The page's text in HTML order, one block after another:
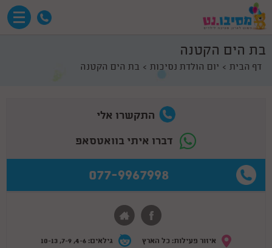
בת הים הקטנה
דף הבית יום הולדת נסיכות בת הים הקטנה
התקשרו אלי
דברו איתי בוואטסאפ
077-9967998
איזור פעילות: כל הארץ גילאים: 4-6, 7-9, 10-13